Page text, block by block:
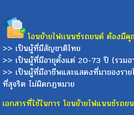
โอนย้ายไฟเเนนซ์รถยนต์ ต้องมี
>> เป็นผู้ที่มีสัญชาติไทย
>> เป็นผู้ที่มีอายุตั้งแต่ 20-73 ปี (รวมอ
>> เป็นผู้ที่มีอาชีพและแสดงที่มาของราย
ที่สุจริต ไม่ผิดกฏหมาย
เอกสารที่ใช้ในการ โอนย้ายไฟแนนช์รถย